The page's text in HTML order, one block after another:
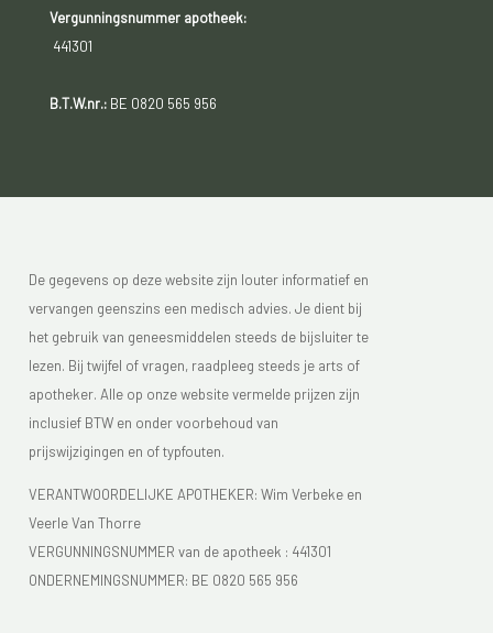
Vergunningsnummer apotheek:
441301
B.T.W.nr.:BE 0820 565 956
De gegevens op deze website zijn louter informatief en
vervangen geenszins een medisch advies. Je dient bij
het gebruik van geneesmiddelen steeds de bijsluiter te
lezen. Bij twijfel of vragen, raadpleeg steeds je arts of
apotheker. Alle op onze website vermelde prijzen zijn
inclusief BTW en onder voorbehoud van
prijswijzigingen en of typfouten.
VERANTWOORDELIJKE APOTHEKER: Wim Verbeke en
Veerle Van Thorre
VERGUNNINGSNUMMER van de apotheek : 441301
ONDERNEMINGSNUMMER: BE 0820 565 956